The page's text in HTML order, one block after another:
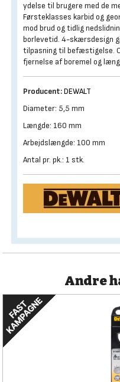
ydelse til brugere med de
Førsteklasses karbid og
mod brud og tidlig
borlevetid. 4-skærsdesign
tilpasning til befæstigelse.
fjernelse af boremel og
Producent:DEWALT
Diameter: 5,5 mm
Længde: 160 mm
Arbejdslængde: 100 mm
Antal pr. pk.: 1 stk.
Andre